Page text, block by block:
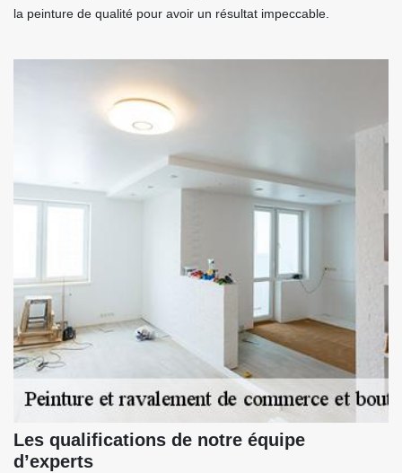
la peinture de qualité pour avoir un résultat impeccable.
Les qualifications de notre équipe
d’experts